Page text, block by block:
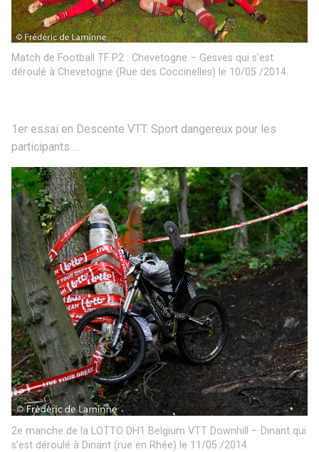
Match de Football TF P2 : Chevetogne – Gesves qui s’est
déroulé à Chevetogne (Rue des Coccinelles) le 10/05 /2014.
1er essai en Descente VTT. Sport dangereux pour les
participants …
2e manche de la LOTTO DH1 Belgium VTT Downhill – Dinant qui
s’est déroulé à Dinant (rue en Rhée) le 11/05 /2014.